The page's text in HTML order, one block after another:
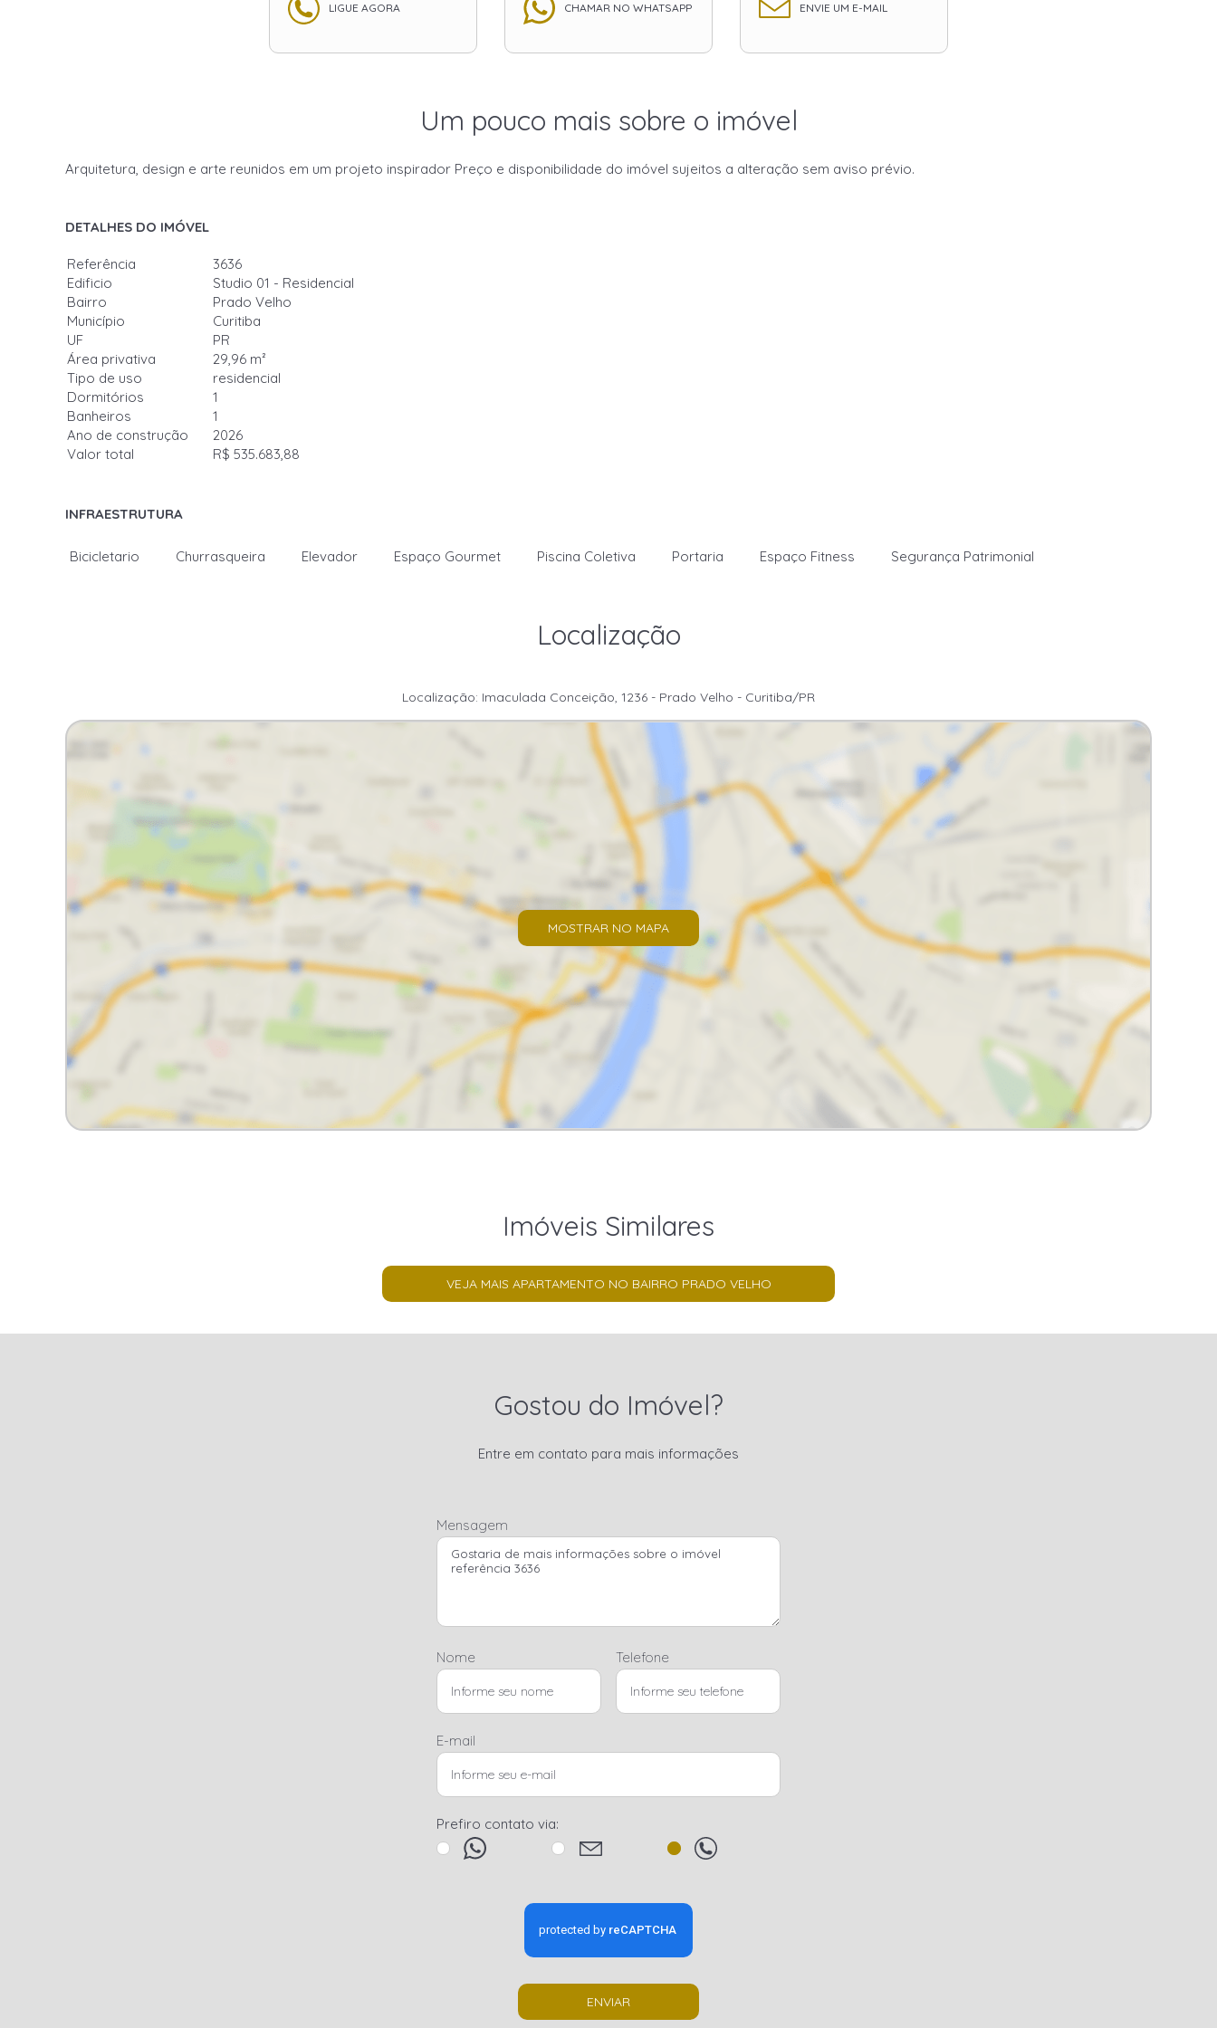
LIGUE AGORA CHAMAR NO WHATSAPP ENVIE UM E-MAIL
Um pouco mais sobre o imóvel
Arquitetura, design e arte reunidos em um projeto inspirador Preço e disponibilidade do imóvel sujeitos a alteração sem aviso prévio.
DETALHES DO IMÓVEL
Referência
3636
Edificio
Studio 01 - Residencial
Bairro
Prado Velho
Município
Curitiba
UF
PR
Área privativa
29,96 m²
Tipo de uso
residencial
Dormitórios
1
Banheiros
1
Ano de construção
2026
Valor total
R$ 535.683,88
INFRAESTRUTURA
Bicicletario Churrasqueira Elevador Espaço Gourmet Piscina Coletiva Portaria Espaço Fitness Segurança Patrimonial
Localização
Localização: Imaculada Conceição, 1236 - Prado Velho - Curitiba/PR
MOSTRAR NO MAPA
Imóveis Similares
VEJA MAIS APARTAMENTO NO BAIRRO PRADO VELHO
Gostou do Imóvel?
Entre em contato para mais informações
Mensagem
Nome Telefone
E-mail
Prefiro contato via:
ENVIAR